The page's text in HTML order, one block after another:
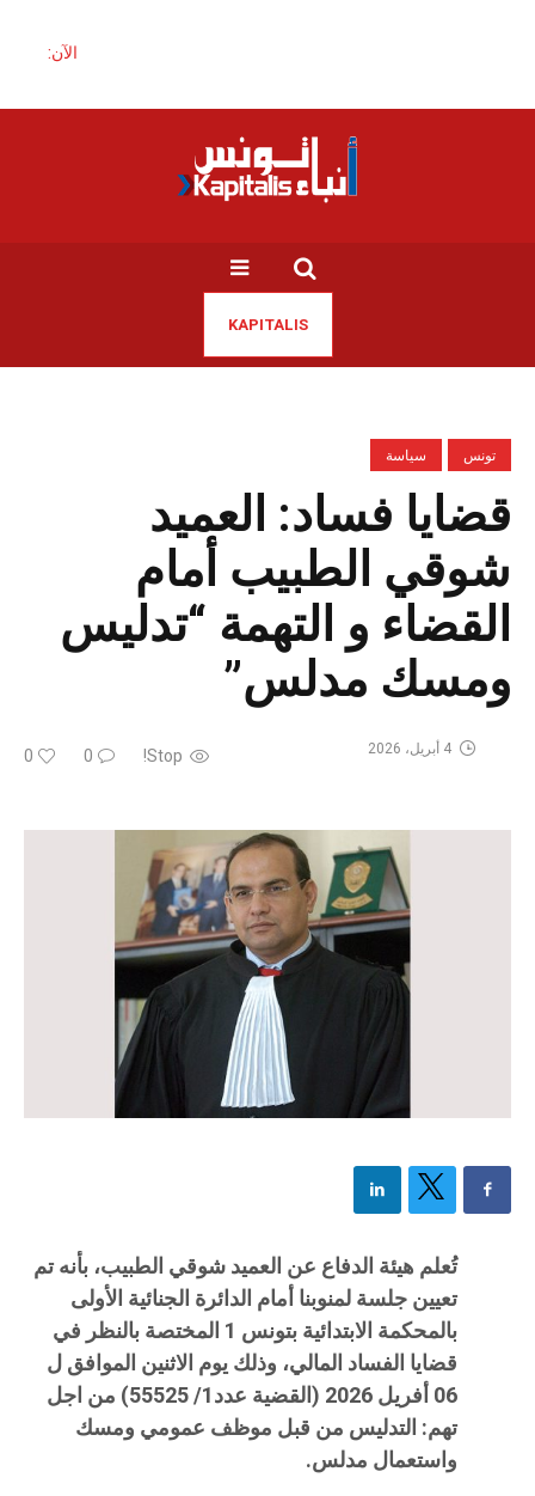
الآن:
KAPITALIS
تونس سياسة
قضايا فساد: العميد
شوقي الطبيب أمام
القضاء و التهمة “تدليس
ومسك مدلس”
Stop!
0
0 4 أبريل، 2026
تُعلم هيئة الدفاع عن العميد شوقي الطبيب، بأنه تم
تعيين جلسة لمنوبنا أمام الدائرة الجنائية الأولى
بالمحكمة الابتدائية بتونس 1 المختصة بالنظر في
قضايا الفساد المالي، وذلك يوم الاثنين الموافق ل
06 أفريل 2026 (القضية عدد1/ 55525) من اجل
تهم: التدليس من قبل موظف عمومي ومسك
واستعمال مدلس.